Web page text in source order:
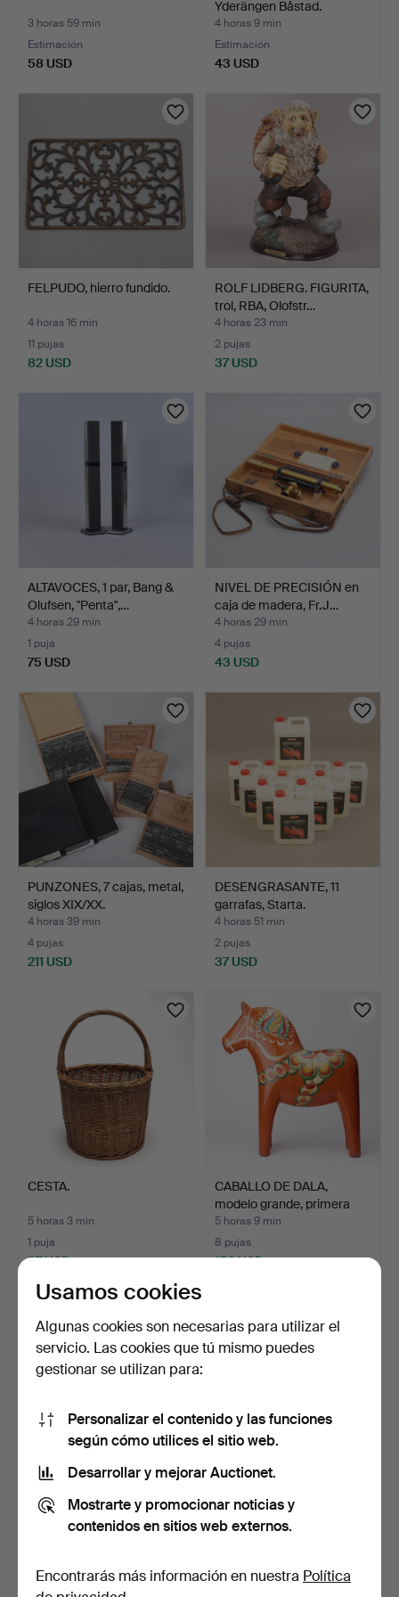
3 horas 59 min
Estimación
58 USD
Yderängen Båstad.
4 horas 9 min
Estimación
43 USD
FELPUDO, hierro fundido.
4 horas 16 min
11 pujas
82 USD
ROLF LIDBERG. FIGURITA,
trol, RBA, Olofstr…
4 horas 23 min
2 pujas
37 USD
ALTAVOCES, 1 par, Bang &
Olufsen, "Penta",…
4 horas 29 min
1 puja
75 USD
NIVEL DE PRECISIÓN en
caja de madera, Fr.J…
4 horas 29 min
4 pujas
43 USD
PUNZONES, 7 cajas, metal,
siglos XIX/XX.
4 horas 39 min
4 pujas
211 USD
DESENGRASANTE, 11
garrafas, Starta.
4 horas 51 min
2 pujas
37 USD
CESTA.
5 horas 3 min
1 puja
37 USD
CABALLO DE DALA,
modelo grande, primera
mi…
5 horas 9 min
8 pujas
158 USD
SAMSUNG 48" Full HD Flat
Smart TV.
5 horas 15 min
NEGRO.
5 horas 17 min
Usamos cookies
Algunas cookies son necesarias para utilizar el
servicio. Las cookies que tú mismo puedes
gestionar se utilizan para:
Personalizar el contenido y las funciones
según cómo utilices el sitio web.
Desarrollar y mejorar Auctionet.
Mostrarte y promocionar noticias y
contenidos en sitios web externos.
Encontrarás más información en nuestra Política